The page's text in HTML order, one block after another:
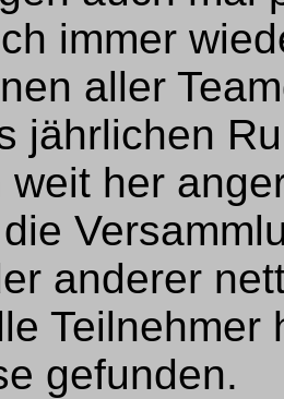
immer
aller
jährlichen
weit her
anderer
gefunden.